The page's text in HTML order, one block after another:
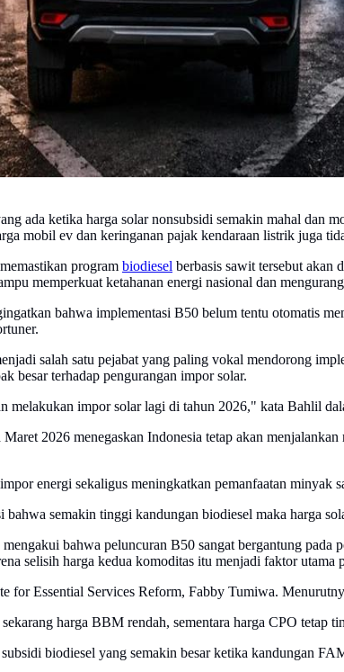
ada ketika harga solar nonsubsidi semakin mahal dan
mobil ev dan keringanan pajak kendaraan listrik juga
program biodiesel berbasis sawit tersebut akan
memperkuat ketahanan energi nasional dan
bahwa implementasi B50 belum tentu otomatis
salah satu pejabat yang paling vokal mendorong
besar terhadap pengurangan impor solar.
melakukan impor solar lagi di tahun 2026," kata Bahlil
2026 menegaskan Indonesia tetap akan
energi sekaligus meningkatkan pemanfaatan minyak
semakin tinggi kandungan biodiesel maka harga
bahwa peluncuran B50 sangat bergantung pada
selisih harga kedua komoditas itu menjadi faktor utama
for Essential Services Reform, Fabby Tumiwa.
harga BBM rendah, sementara harga CPO tetap
biodiesel yang semakin besar ketika kandungan